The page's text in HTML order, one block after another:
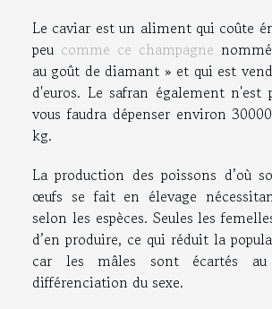
Le caviar est un aliment qui coûte
peu comme ce champagne
au goût de diamant » et qui est
d'euros. Le safran également n'est
vous faudra dépenser environ
kg.
La production des poissons d’où
œufs se fait en élevage
selon les espèces. Seules les
d’en produire, ce qui réduit la
car les mâles sont écartés
différenciation du sexe.